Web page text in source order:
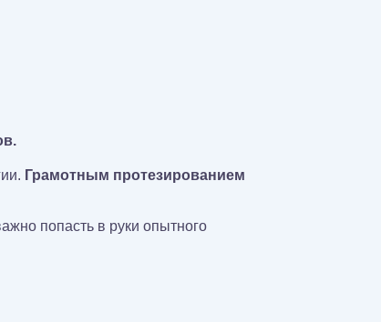
Грамотным протезированием
попасть в руки опытного